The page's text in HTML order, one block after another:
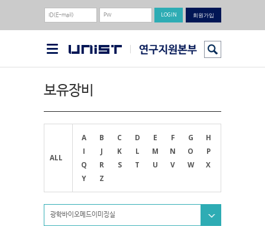
회원가입
보유장비
ALL
A B C D E F G
H
I
J K L M N O
P
Q
R S T U V W
X
Y
Z
광학바이오메드이미징실